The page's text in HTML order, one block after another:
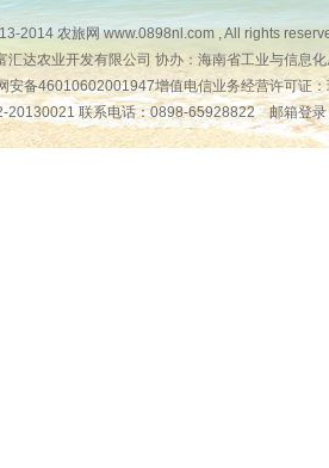
2014农旅网www.0898nl.com , All rights
汇达农业开发有限公司 协办：海南省工业与信息
备46010602001947增值电信业务经营许可证：
20130021 联系电话：0898-65928822邮箱登录